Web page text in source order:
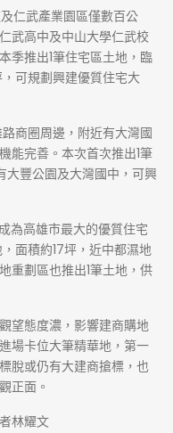
仁武產業園區僅數百公
武高中及中山大學仁武校
季推出1筆住宅區土地，臨
可規劃興建優質住宅大
商圈周邊，附近有大灣國
能完善。本次首次推出1筆
大豐公園及大灣國中，可興
為高雄市最大的優質住宅
面積約17坪，近中都濕地
重劃區也推出1筆土地，供
望態度濃，影響建商購地
場卡位大筆精華地，第一
脫或仍有大建商搶標，也
正面。
林耀文